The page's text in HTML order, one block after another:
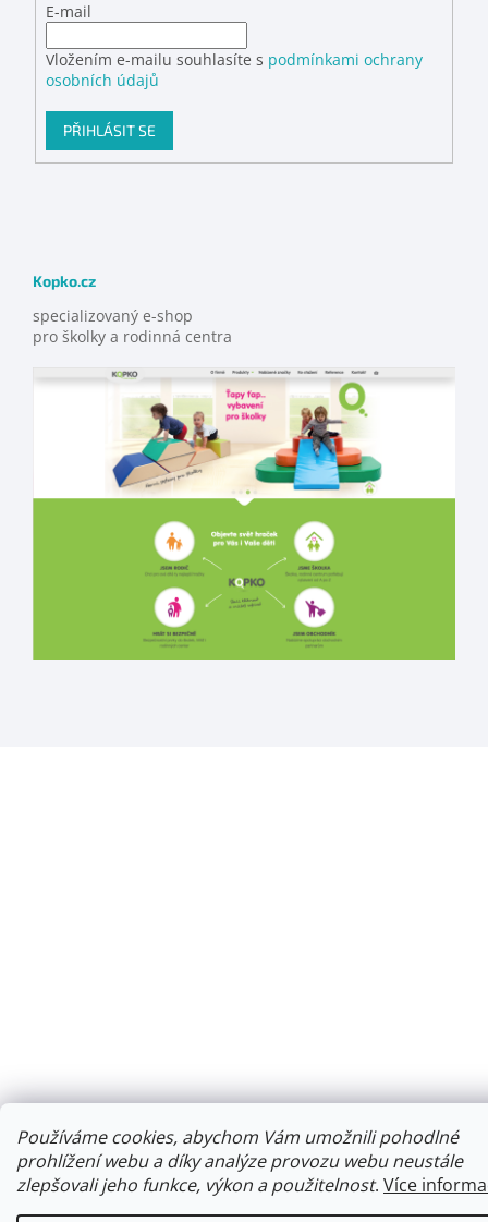
Používáme cookies, abychom Vám umožnili pohodlné
prohlížení webu a díky analýze provozu webu neustále
zlepšovali jeho funkce, výkon a použitelnost. Více
E-mail
Vložením e-mailu souhlasíte s podmínkami ochrany
osobních údajů
PŘIHLÁSIT SE
Kopko.cz
specializovaný e-shop
pro školky a rodinná centra